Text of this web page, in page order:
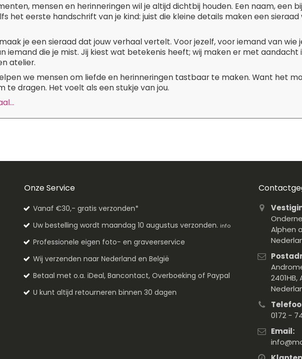
mensen en herinneringen wil je altijd dichtbij houden. Een naam, een
het eerste handschrift van je kind: juist die kleine details maken een
je een sieraad dat jouw verhaal vertelt. Voor jezelf, voor iemand van wie
iemand die je mist. Jij kiest wat betekenis heeft; wij maken er met aandacht
atelier.
we mensen om liefde en herinneringen tastbaar te maken. Want het
te dragen. Het voelt als een stukje van jou.
Onze Service
Vanaf €30,- gratis verzonden*
Uw bestelling wordt maandag 10 augustus verzonden. info
Professionele eigen foto- en graveerservice
Wij verzenden naar Nederland en België
Betaal met o.a. iDeal, Bancontact, Overboeking of Paypal
U kunt altijd retourneren binnen 30 dagen
Alphen
0172 -
Email: